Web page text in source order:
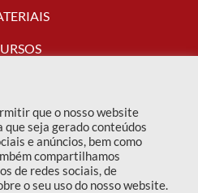
que o nosso website
seja gerado conteúdos
e anúncios, bem como
compartilhamos
de redes sociais, de
o seu uso do nosso website.